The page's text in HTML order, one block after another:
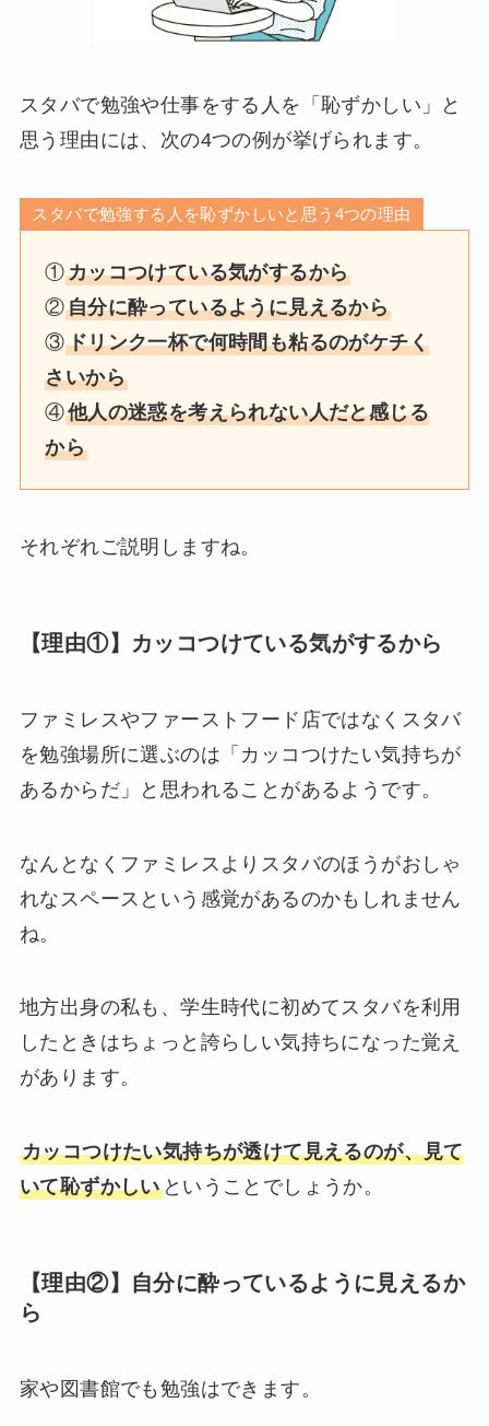
スタバで勉強や仕事をする人を「恥ずかしい」と
思う理由には、次の4つの例が挙げられます。
スタバで勉強する人を恥ずかしいと思う4つの理由
①カッコつけている気がするから
②自分に酔っているように見えるから
③ドリンク一杯で何時間も粘るのがケチく
さいから
④他人の迷惑を考えられない人だと感じる
から
それぞれご説明しますね。
【理由①】カッコつけている気がするから
ファミレスやファーストフード店ではなくスタバ
を勉強場所に選ぶのは「カッコつけたい気持ちが
あるからだ」と思われることがあるようです。
なんとなくファミレスよりスタバのほうがおしゃ
れなスペースという感覚があるのかもしれません
ね。
地方出身の私も、学生時代に初めてスタバを利用
したときはちょっと誇らしい気持ちになった覚え
があります。
カッコつけたい気持ちが透けて見えるのが、見て
いて恥ずかしいということでしょうか。
【理由②】自分に酔っているように見えるか
ら
家や図書館でも勉強はできます。